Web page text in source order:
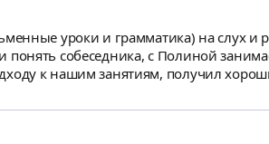
уроки и грамматика) на слух и
собеседника, с Полиной
к нашим занятиям, получил
я смогу преодолеть себя и